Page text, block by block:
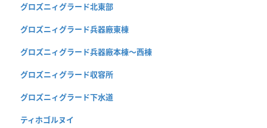
グロズニィグラード北東部
グロズニィグラード兵器廠東棟
グロズニィグラード兵器廠本棟〜西棟
グロズニィグラード収容所
グロズニィグラード下水道
ティホゴルヌイ